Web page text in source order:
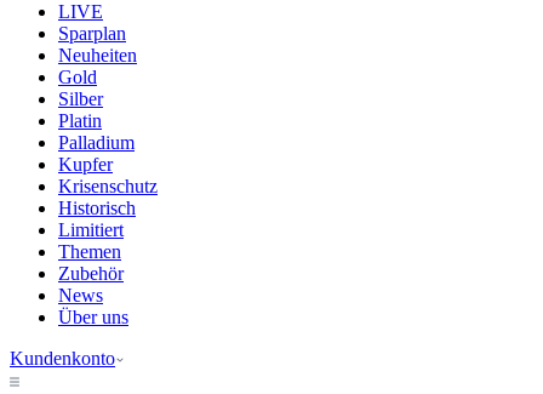
LIVE
Sparplan
Neuheiten
Gold
Silber
Platin
Palladium
Kupfer
Krisenschutz
Historisch
Limitiert
Themen
Zubehör
News
Über uns
Kundenkonto